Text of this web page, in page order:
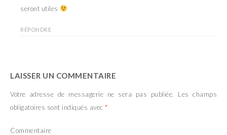
seront utiles
RÉPONDRE
LAISSER UN COMMENTAIRE
Votre adresse de messagerie ne sera pas publiée.
Les champs
obligatoires sont indiqués avec *
Commentaire